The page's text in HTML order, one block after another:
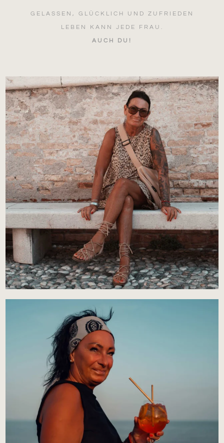
GELASSEN, GLÜCKLICH UND ZUFRIEDEN
LEBEN KANN JEDE FRAU.
AUCH DU!